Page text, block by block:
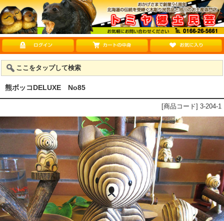
ここをタップして検索
熊ボッコDELUXE No85
[商品コード] 3-204-1